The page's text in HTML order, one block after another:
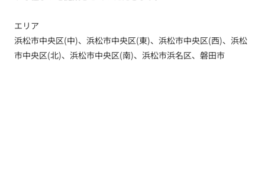
エリア
浜松市中央区(中)、浜松市中央区(東)、浜松市中央区(西)、浜松
市中央区(北)、浜松市中央区(南)、浜松市浜名区、磐田市